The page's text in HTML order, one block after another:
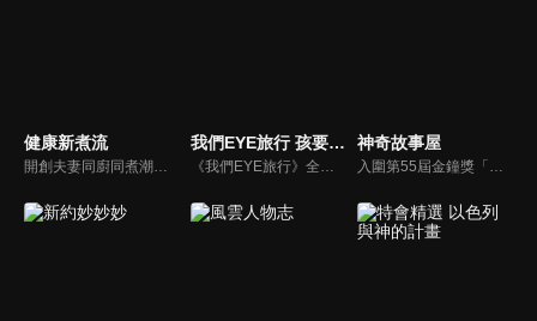
健康新煮流
開創夫妻同廚同煮潮流的KC夫婦，繼《健康醫食代》後，走出攝影棚，帶大家全台走透透，發掘上帝賞賜的美味食材，內容融合新加坡南洋風和客家純樸味，加上台灣獨特的閩南風情，互相激盪交織出的火花，打造出獨一無二的美食節目。
我們EYE旅行 孩要去哪裡
《我們EYE旅行》全新單元「孩要去哪裡」除了介紹適合親子同遊的景點外，並結合社會關懷，強調家庭的溫暖與愛的感動，期盼透過旅遊為弱勢孩童創造美好回憶，一圓他們的夢想。
神奇故事屋
入圍第55屆金鐘獎「兒童少年節目獎」，神奇故事屋將書內場景帶到戶外，帶領孩子認識台灣人文歷史、農作特產及在地文化。